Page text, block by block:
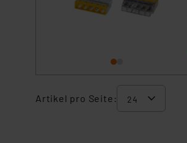
Artikel pro Seite: